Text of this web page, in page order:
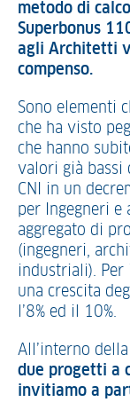
metodo di
Superbonus
agli Architetti
compenso.
Sono elementi
che ha visto
che hanno
valori già bassi
CNI in un
per Ingegneri e
aggregato di
(ingegneri,
industriali).
una crescita
l’8% ed il 10%.
All’interno
due progetti a
invitiamo a